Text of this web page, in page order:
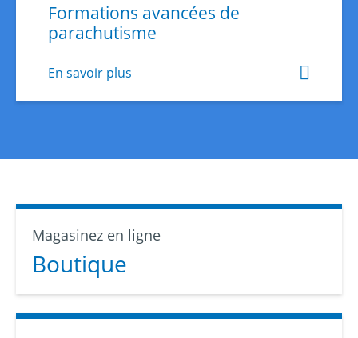
Formations avancées de
parachutisme
En savoir plus
Magasinez en ligne
Boutique